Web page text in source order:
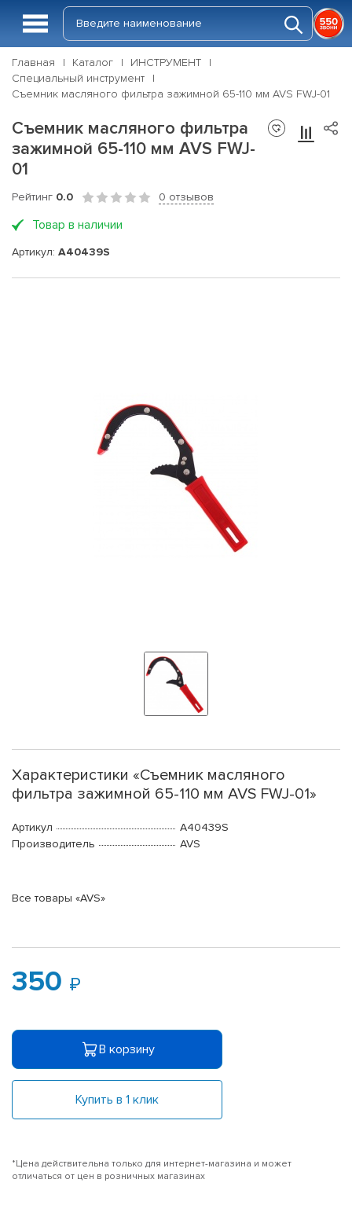
Главная Каталог
ИНСТРУМЕНТ
Специальный инструмент
Съемник масляного фильтра зажимной 65-110 мм AVS FWJ-01
Съемник масляного фильтра
зажимной 65-110 мм AVS FWJ-
01
Рейтинг 0.0 0 отзывов
Товар в наличии
Артикул: A40439S
Характеристики «Съемник масляного
фильтра зажимной 65-110 мм AVS FWJ-01»
Артикул
A40439S
Производитель
AVS
Все товары «AVS»
350
В корзину
Купить в 1 клик
*Цена действительна только для интернет-магазина и может
отличаться от цен в розничных магазинах